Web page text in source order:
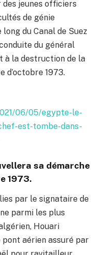
jeunes officiers
de génie
long du Canal de Suez
du général
à la destruction de la
d’octobre 1973.
06/05/egypte-le-
est-tombe-dans-
sa démarche
1973.
par le signataire de
parmi les plus
Houari
pont aérien assuré par